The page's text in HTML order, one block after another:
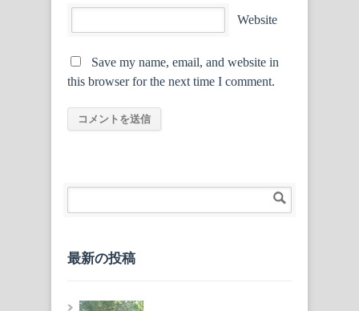
Website
Save my name, email, and website in
this browser for the next time I comment.
最新の投稿